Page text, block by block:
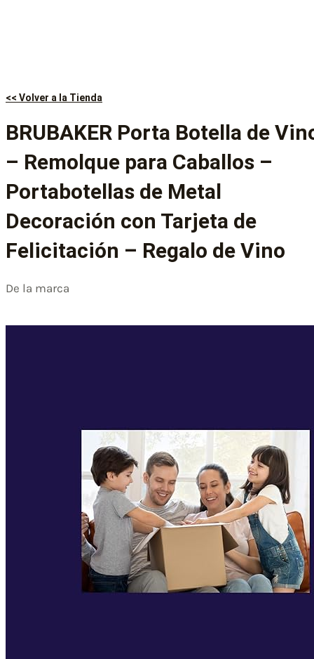
<< Volver a la Tienda
BRUBAKER Porta Botella de
– Remolque para Caballos –
Portabotellas de Metal
Decoración con Tarjeta de
Felicitación – Regalo de Vino
De la marca